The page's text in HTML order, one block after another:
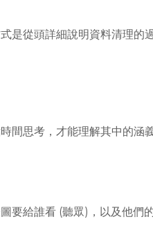
是從頭詳細說明資料清理的
間思考，才能理解其中的涵義
要給誰看 (聽眾)，以及他們的